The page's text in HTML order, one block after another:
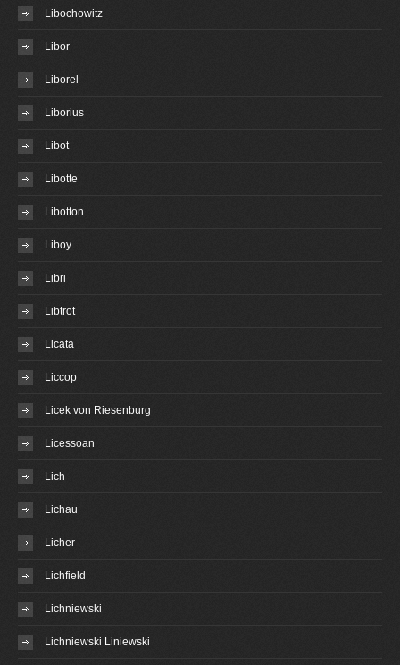
Libochowitz
Libor
Liborel
Liborius
Libot
Libotte
Libotton
Liboy
Libri
Libtrot
Licata
Liccop
Licek von Riesenburg
Licessoan
Lich
Lichau
Licher
Lichfield
Lichniewski
Lichniewski Liniewski